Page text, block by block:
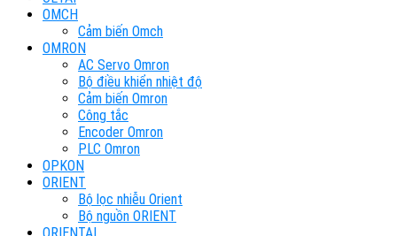
OMCH
Cảm biến Omch
OMRON
AC Servo Omron
Bộ điều khiển nhiệt độ
Cảm biến Omron
Công tắc
Encoder Omron
PLC Omron
OPKON
ORIENT
Bộ lọc nhiễu Orient
Bộ nguồn ORIENT